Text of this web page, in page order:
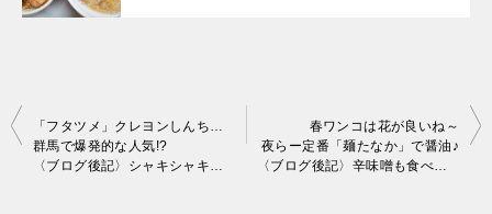
投
「フタツメ」クレヨンしんちゃんの悪の組織の様なタンメン屋?
群馬で爆発的な人気!?
〈ブログ後記〉シャキシャキレタスサンドは意外と簡単♪
春ワンコは花が良いね～
夜らー定番「麺たなか」で醤油♪
〈ブログ後記〉辛味噌も食べましたよ～♪